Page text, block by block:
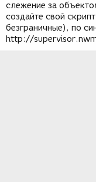
слежение за
создайте свой
безграничные), по
http://